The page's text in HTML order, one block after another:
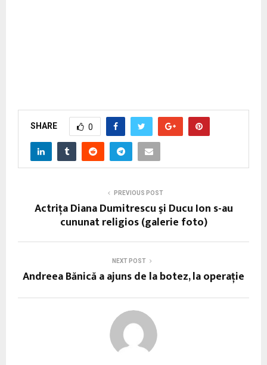
SHARE 0
PREVIOUS POST
Actriţa Diana Dumitrescu şi Ducu Ion s-au
cununat religios (galerie foto)
NEXT POST
Andreea Bănică a ajuns de la botez, la operaţie